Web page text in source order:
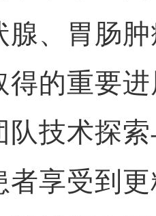
腺、胃肠
得的重要
队技术探
者享受到